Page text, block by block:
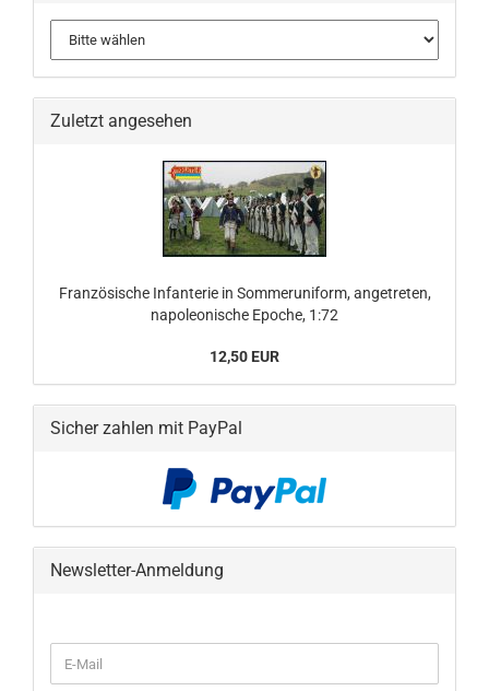
Zuletzt angesehen
Französische Infanterie in Sommeruniform, angetreten,
napoleonische Epoche, 1:72
12,50 EUR
Sicher zahlen mit PayPal
Newsletter-Anmeldung
ZUR
E-
Mail